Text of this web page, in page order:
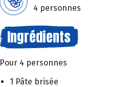
4 personnes
Ingrédients
Pour 4 personnes
1 Pâte brisée